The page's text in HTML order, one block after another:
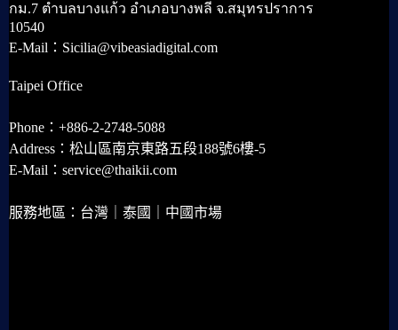
กม.7 ตำบลบางแก้ว อำเภอบางพลี จ.สมุทรปราการ
10540
E-Mail：Sicilia@vibeasiadigital.com
Taipei Office
Phone：+886-2-2748-5088
Address：松山區南京東路五段188號6樓-5
E-Mail：service@thaikii.com
服務地區：台灣｜泰國｜中國市場